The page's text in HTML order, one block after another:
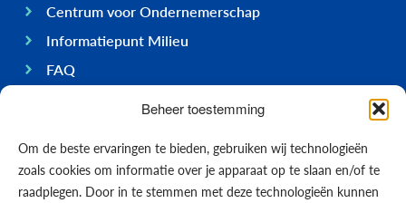
Beheer toestemming
Om de beste ervaringen te bieden, gebruiken wij technologieën
zoals cookies om informatie over je apparaat op te slaan en/of te
raadplegen. Door in te stemmen met deze technologieën kunnen
Centrum voor Ondernemerschap
Informatiepunt Milieu
FAQ
Ondernemen op Bonaire
Economie
Regering